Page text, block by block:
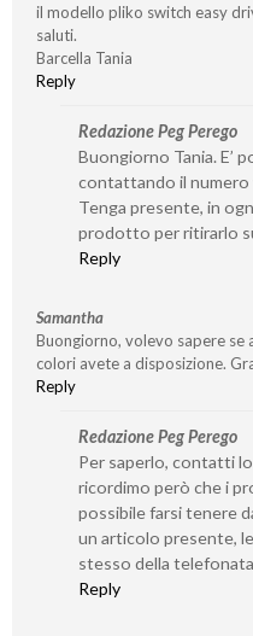
il modello pliko switch easy
saluti.
Barcella Tania
Reply
Redazione Peg Perego
Buongiorno Tania. E’
contattando il numero
Tenga presente, in
prodotto per ritirarlo
Reply
Samantha
Buongiorno, volevo sapere se
colori avete a disposizione.
Reply
Redazione Peg Perego
Per saperlo, contatti
ricordimo però che i
possibile farsi tenere
un articolo presente,
stesso della
Reply